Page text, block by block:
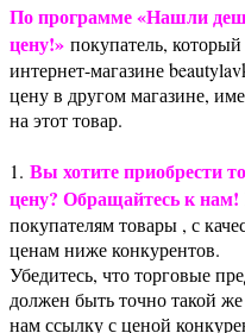
По программе «Нашли
цену!» покупатель,
интернет-магазине
цену в другом магазине,
на этот товар.
1. Вы хотите приобрести
цену? Обращайтесь к нам!
покупателям товары , с
ценам ниже конкурентов.
Убедитесь, что торговые
должен быть точно такой
нам ссылку с ценой